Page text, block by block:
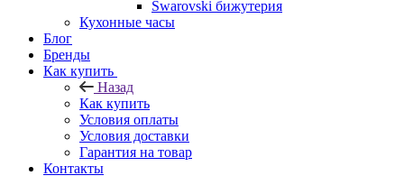
Swarovski бижутерия
Кухонные часы
Блог
Бренды
Как купить
Назад
Как купить
Условия оплаты
Условия доставки
Гарантия на товар
Контакты